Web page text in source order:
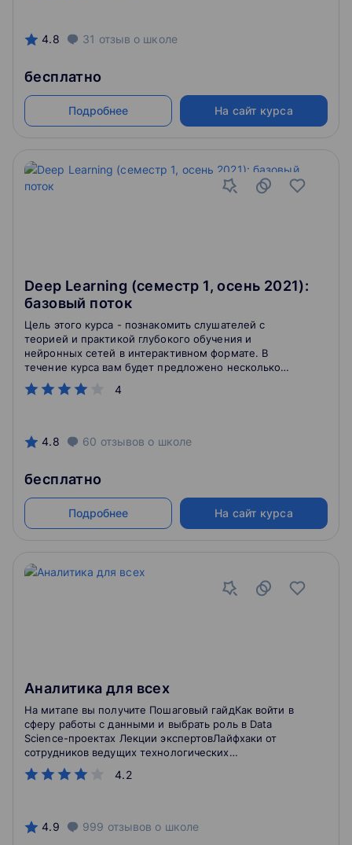
для эффективного решения широкого круга
аналитических задач, такими как Ipython, Pandas,
4.8 31 отзыв о школе
бесплатно
Подробнее На сайт курса
Deep Learning (семестр 1, осень 2021):
базовый поток
4
Цель этого курса - познакомить слушателей с
теорией и практикой глубокого обучения и
нейронных сетей в интерактивном формате. В
течение курса вам будет предложено несколько
практических заданий. Последним заданием
является итоговый практический проект. По итогам
магистратуру ФПМИ МФТИ. Базовый поток
предназначен для тех, кто делает первые шаги в
языку Python, библиотекам анализа данных и
поговорим об общей теории нейронных сетей, а
также о нейронных сетях в компьютерном зрении
4.8 60 отзывов о школе
бесплатно
Подробнее На сайт курса
Аналитика для всех
4.2
На митапе вы получите Пошаговый гайдКак войти в
сферу работы с данными и выбрать роль в Data
Science-проектах Лекции экспертовЛайфхаки от
сотрудников ведущих технологических
компаний Ответы на вопросыКак перейти в
аналитику? Какие компетенции и роли существуют?
4.9 999 отзывов о школе